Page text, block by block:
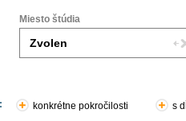
Miesto štúdia
konkrétne pokročilosti s